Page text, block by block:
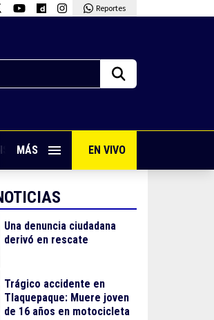
Reportes
CON SABOR VIVE PUERTO VALLARTA
MÁS EN VIVO
Una denuncia ciudadana
derivó en rescate
Trágico accidente en
Tlaquepaque: Muere joven
de 16 años en motocicleta